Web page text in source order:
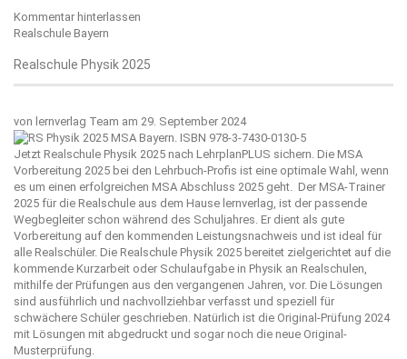
Kommentar hinterlassen
Realschule Bayern
Realschule Physik 2025
von lernverlag Team am 29. September 2024
Jetzt Realschule Physik 2025 nach LehrplanPLUS sichern. Die MSA
Vorbereitung 2025 bei den Lehrbuch-Profis ist eine optimale Wahl, wenn
es um einen erfolgreichen MSA Abschluss 2025 geht. Der MSA-Trainer
2025 für die Realschule aus dem Hause lernverlag, ist der passende
Wegbegleiter schon während des Schuljahres. Er dient als gute
Vorbereitung auf den kommenden Leistungsnachweis und ist ideal für
alle Realschüler. Die Realschule Physik 2025 bereitet zielgerichtet auf die
kommende Kurzarbeit oder Schulaufgabe in Physik an Realschulen,
mithilfe der Prüfungen aus den vergangenen Jahren, vor. Die Lösungen
sind ausführlich und nachvollziehbar verfasst und speziell für
schwächere Schüler geschrieben. Natürlich ist die Original-Prüfung 2024
mit Lösungen mit abgedruckt und sogar noch die neue Original-
Musterprüfung.